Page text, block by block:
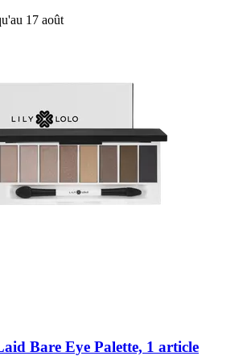
17 août
Bare Eye Palette, 1 article